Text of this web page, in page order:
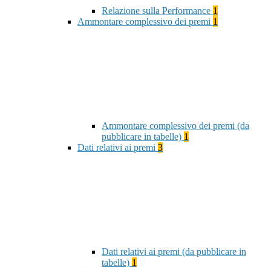
Relazione sulla Performance 1
Ammontare complessivo dei premi 1
Ammontare complessivo dei premi (da
pubblicare in tabelle) 1
Dati relativi ai premi 3
Dati relativi ai premi (da pubblicare in
tabelle) 1